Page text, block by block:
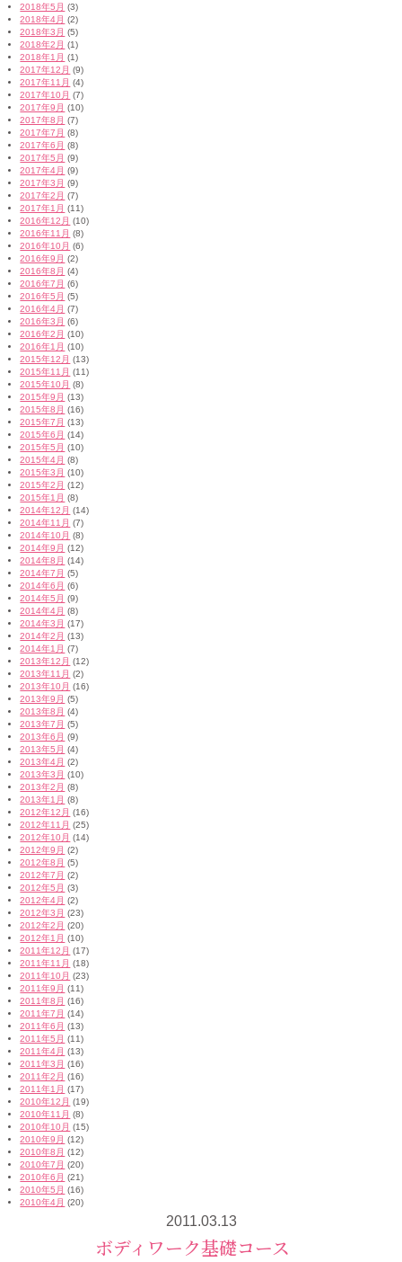
2018年5月 (3)
2018年4月 (2)
2018年3月 (5)
2018年2月 (1)
2018年1月 (1)
2017年12月 (9)
2017年11月 (4)
2017年10月 (7)
2017年9月 (10)
2017年8月 (7)
2017年7月 (8)
2017年6月 (8)
2017年5月 (9)
2017年4月 (9)
2017年3月 (9)
2017年2月 (7)
2017年1月 (11)
2016年12月 (10)
2016年11月 (8)
2016年10月 (6)
2016年9月 (2)
2016年8月 (4)
2016年7月 (6)
2016年5月 (5)
2016年4月 (7)
2016年3月 (6)
2016年2月 (10)
2016年1月 (10)
2015年12月 (13)
2015年11月 (11)
2015年10月 (8)
2015年9月 (13)
2015年8月 (16)
2015年7月 (13)
2015年6月 (14)
2015年5月 (10)
2015年4月 (8)
2015年3月 (10)
2015年2月 (12)
2015年1月 (8)
2014年12月 (14)
2014年11月 (7)
2014年10月 (8)
2014年9月 (12)
2014年8月 (14)
2014年7月 (5)
2014年6月 (6)
2014年5月 (9)
2014年4月 (8)
2014年3月 (17)
2014年2月 (13)
2014年1月 (7)
2013年12月 (12)
2013年11月 (2)
2013年10月 (16)
2013年9月 (5)
2013年8月 (4)
2013年7月 (5)
2013年6月 (9)
2013年5月 (4)
2013年4月 (2)
2013年3月 (10)
2013年2月 (8)
2013年1月 (8)
2012年12月 (16)
2012年11月 (25)
2012年10月 (14)
2012年9月 (2)
2012年8月 (5)
2012年7月 (2)
2012年5月 (3)
2012年4月 (2)
2012年3月 (23)
2012年2月 (20)
2012年1月 (10)
2011年12月 (17)
2011年11月 (18)
2011年10月 (23)
2011年9月 (11)
2011年8月 (16)
2011年7月 (14)
2011年6月 (13)
2011年5月 (11)
2011年4月 (13)
2011年3月 (16)
2011年2月 (16)
2011年1月 (17)
2010年12月 (19)
2010年11月 (8)
2010年10月 (15)
2010年9月 (12)
2010年8月 (12)
2010年7月 (20)
2010年6月 (21)
2010年5月 (16)
2010年4月 (20)
2011.03.13
ボディワーク基礎コース